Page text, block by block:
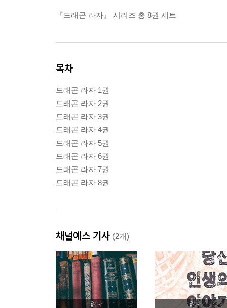
『드래곤 라자』 시리즈 총 8권 세트
목차
드래곤 라자 1권
드래곤 라자 2권
드래곤 라자 3권
드래곤 라자 4권
드래곤 라자 5권
드래곤 라자 6권
드래곤 라자 7권
드래곤 라자 8권
채널예스 기사 (2개)
읽다 읽다